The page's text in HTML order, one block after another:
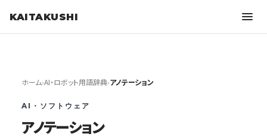
KAITAKUSHI
ホーム›AI・ロボット用語辞典›アノテーション
AI・ソフトウェア
アノテーション